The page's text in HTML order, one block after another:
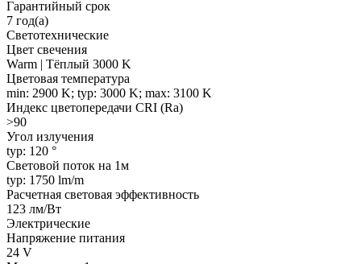
Гарантийный срок
7 год(а)
Светотехнические
Цвет свечения
Warm | Тёплый 3000 K
Цветовая температура
min: 2900 K; typ: 3000 K; max: 3100 K
Индекс цветопередачи CRI (Ra)
>90
Угол излучения
typ: 120 °
Световой поток на 1м
typ: 1750 lm/m
Расчетная световая эффективность
123 лм/Вт
Электрические
Напряжение питания
24 V